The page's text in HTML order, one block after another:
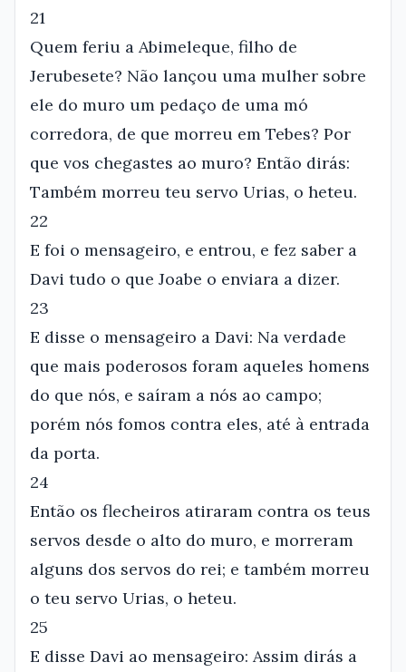
21
Quem feriu a Abimeleque, filho de
Jerubesete? Não lançou uma mulher sobre
ele do muro um pedaço de uma mó
corredora, de que morreu em Tebes? Por
que vos chegastes ao muro? Então dirás:
Também morreu teu servo Urias, o heteu.
22
E foi o mensageiro, e entrou, e fez saber a
Davi tudo o que Joabe o enviara a dizer.
23
E disse o mensageiro a Davi: Na verdade
que mais poderosos foram aqueles homens
do que nós, e saíram a nós ao campo;
porém nós fomos contra eles, até à entrada
da porta.
24
Então os flecheiros atiraram contra os teus
servos desde o alto do muro, e morreram
alguns dos servos do rei; e também morreu
o teu servo Urias, o heteu.
25
E disse Davi ao mensageiro: Assim dirás a